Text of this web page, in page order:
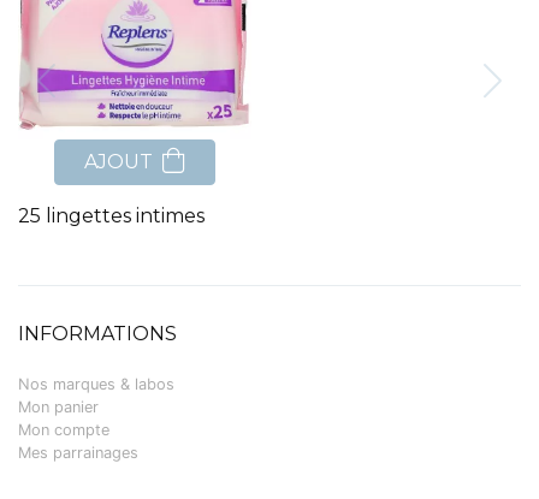
AJOUT
25 lingettes intimes
INFORMATIONS
Nos marques & labos
Mon panier
Mon compte
Mes parrainages